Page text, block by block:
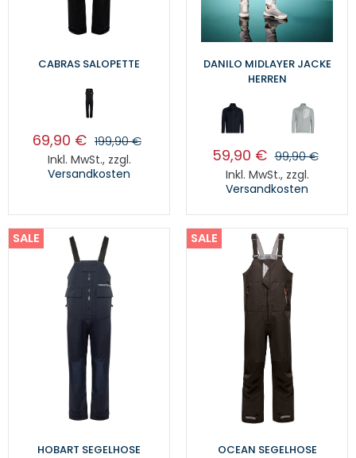
CABRAS SALOPETTE
69,90 € 199,90 €
Inkl. MwSt., zzgl.
Versandkosten
DANILO MIDLAYER JACKE
HERREN
59,90 € 99,90 €
Inkl. MwSt., zzgl.
Versandkosten
SALE
HOBART SEGELHOSE
SALE
OCEAN SEGELHOSE